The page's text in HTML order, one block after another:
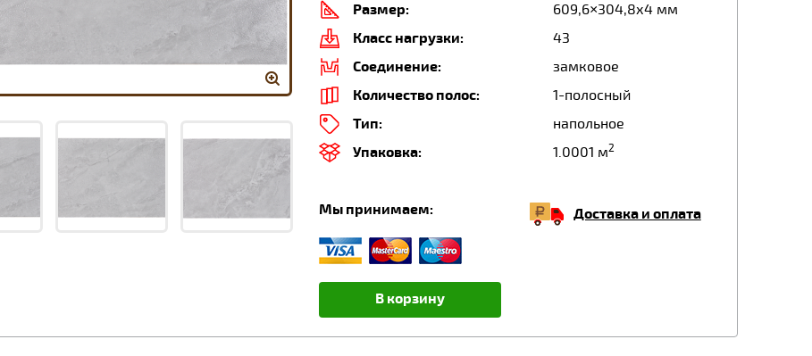
Размер:
609,6×304,8х4 мм
Класс нагрузки:
43
Соединение:
замковое
Количество полос:
1-полосный
Тип:
напольное
Упаковка:
1.0001 м2
Мы принимаем: Доставка и оплата
В корзину